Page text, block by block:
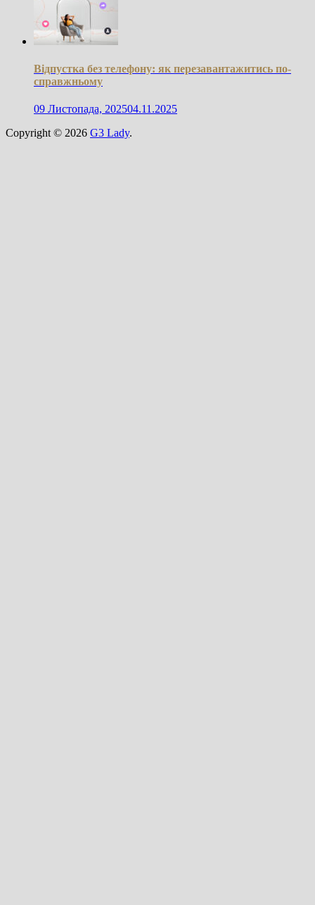
Відпустка без телефону: як перезавантажитись по-
справжньому
09 Листопада, 202504.11.2025
Copyright © 2026 G3 Lady.